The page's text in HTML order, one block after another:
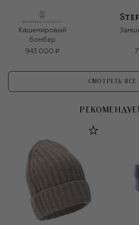
Кашемировый
бомбер
943 000 ₽
СМОТРЕТЬ ВСЕ